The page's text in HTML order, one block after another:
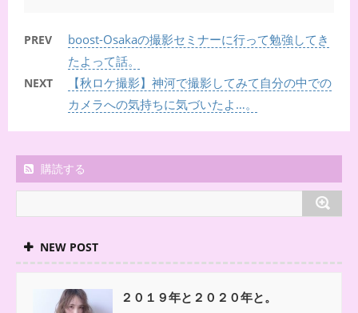
PREV
boost-Osakaの撮影セミナーに行って勉強してき
たよって話。
NEXT
【秋ロケ撮影】神河で撮影してみて自分の中での
カメラへの気持ちに気づいたよ…。
購読する
NEW POST
２０１９年と２０２０年と。